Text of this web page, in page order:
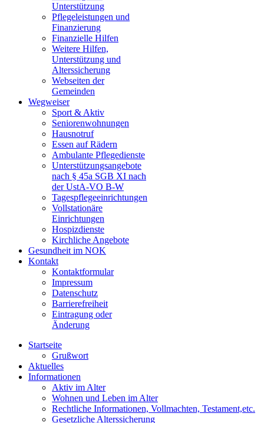
Unterstützung
Pflegeleistungen und
Finanzierung
Finanzielle Hilfen
Weitere Hilfen,
Unterstützung und
Alterssicherung
Webseiten der
Gemeinden
Wegweiser
Sport & Aktiv
Seniorenwohnungen
Hausnotruf
Essen auf Rädern
Ambulante Pflegedienste
Unterstützungsangebote
nach § 45a SGB XI nach
der UstA-VO B-W
Tagespflegeeinrichtungen
Vollstationäre
Einrichtungen
Hospizdienste
Kirchliche Angebote
Gesundheit im NOK
Kontakt
Kontaktformular
Impressum
Datenschutz
Barrierefreiheit
Eintragung oder
Änderung
Startseite
Grußwort
Aktuelles
Informationen
Aktiv im Alter
Wohnen und Leben im Alter
Rechtliche Informationen, Vollmachten, Testament,etc.
Gesetzliche Alterssicherung